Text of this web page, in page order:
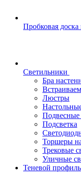
Пробковая доска
Светильники
Бра
Люстры
Подвесные
Подсветка
Торшеры
Трековые
Уличные
Теневой профиль